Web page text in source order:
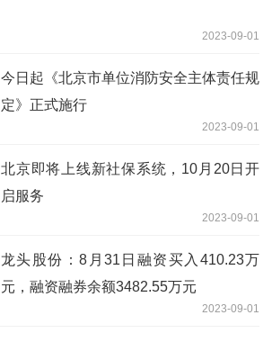
2023-09-01
今日起《北京市单位消防安全主体责任规
定》正式施行
2023-09-01
北京即将上线新社保系统，10月20日开
启服务
2023-09-01
龙头股份：8月31日融资买入410.23万
元，融资融券余额3482.55万元
2023-09-01